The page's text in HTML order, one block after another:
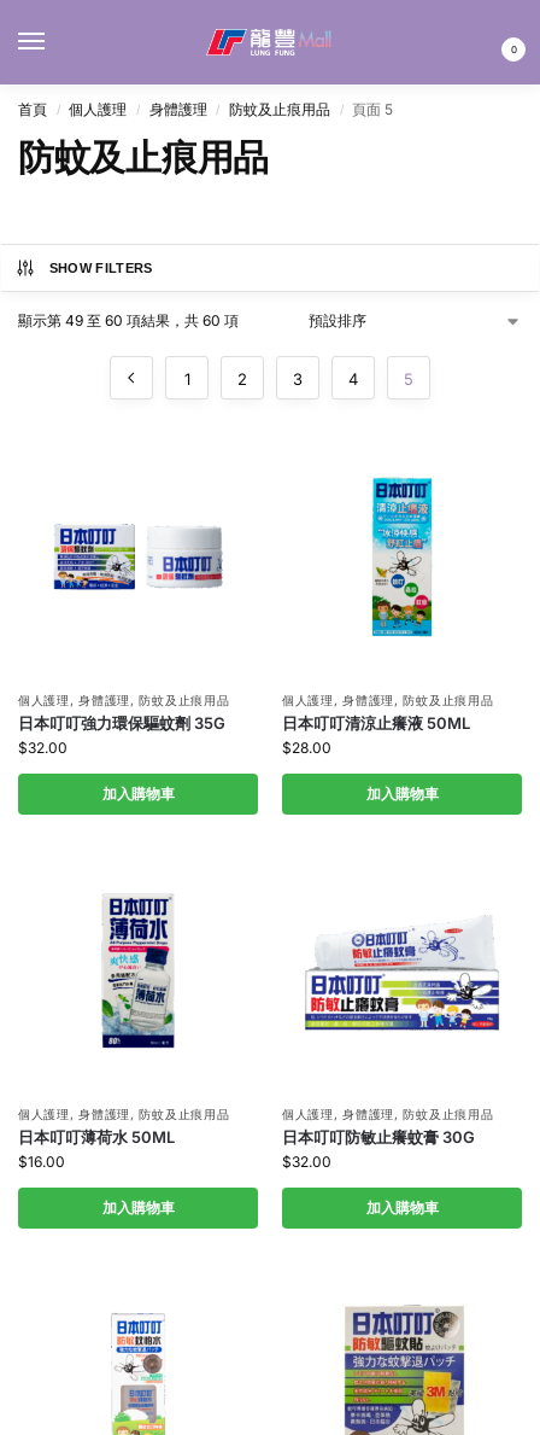
0
首頁 / 個人護理 / 身體護理 / 防蚊及止痕用品 / 頁面 5
防蚊及止痕用品
SHOW FILTERS
顯示第 49 至 60 項結果，共 60 項
1 2 3 4 5
個人護理 ,身體護理 ,防蚊及止痕用品
日本叮叮強力環保驅蚊劑 35G
$32.00
加入購物車
個人護理 ,身體護理 ,防蚊及止痕用品
日本叮叮清涼止癢液 50ML
$28.00
加入購物車
個人護理 ,身體護理 ,防蚊及止痕用品
日本叮叮薄荷水 50ML
$16.00
加入購物車
個人護理 ,身體護理 ,防蚊及止痕用品
日本叮叮防敏止癢蚊膏 30G
$32.00
加入購物車